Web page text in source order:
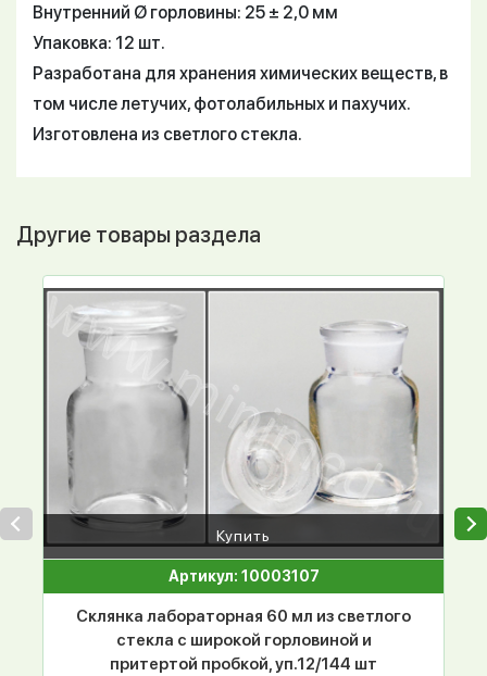
Внутренний Ø горловины: 25 ± 2,0 мм
Упаковка: 12 шт.
Разработана для хранения химических веществ, в
том числе летучих, фотолабильных и пахучих.
Изготовлена из светлого стекла.
Другие товары раздела
Купить
Артикул: 10003107
Склянка лабораторная 60 мл из светлого
стекла с широкой горловиной и
притертой пробкой, уп.12/144 шт